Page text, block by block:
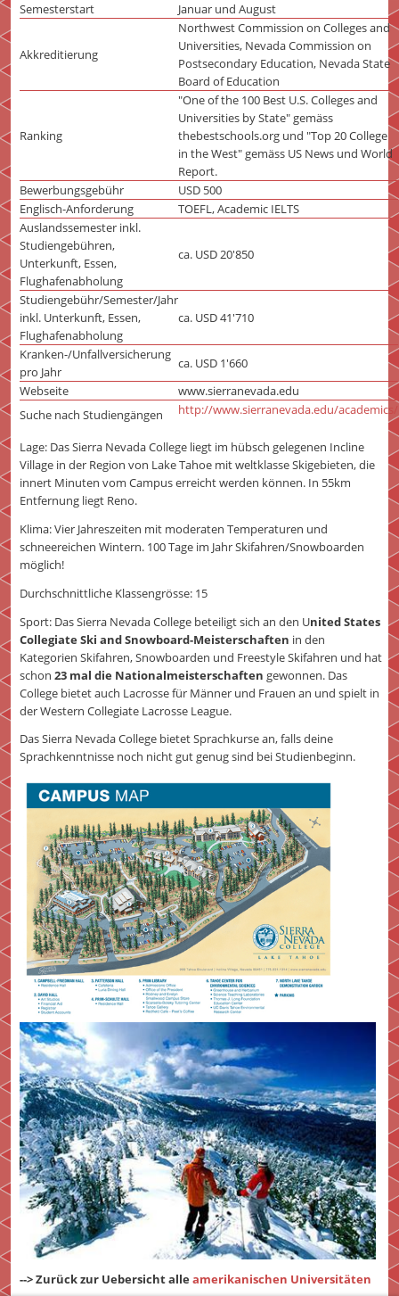
Semesterstart
Januar und August
Akkreditierung
Northwest Commission on Colleges and
Universities, Nevada Commission on
Postsecondary Education, Nevada State
Board of Education
Ranking
"One of the 100 Best U.S. Colleges and
Universities by State" gemäss
thebestschools.org und "Top 20 College
in the West" gemäss US News und World
Report.
Bewerbungsgebühr
USD 500
Englisch-Anforderung
TOEFL, Academic IELTS
Auslandssemester inkl.
Studiengebühren,
Unterkunft, Essen,
Flughafenabholung
ca. USD 20'850
Studiengebühr/Semester/Jahr
inkl. Unterkunft, Essen,
Flughafenabholung
ca. USD 41'710
Kranken-/Unfallversicherung
pro Jahr
ca. USD 1'660
Webseite
www.sierranevada.edu
Suche nach Studiengängen
http://www.sierranevada.edu/academics/
Lage: Das Sierra Nevada College liegt im hübsch gelegenen Incline
Village in der Region von Lake Tahoe mit weltklasse Skigebieten, die
innert Minuten vom Campus erreicht werden können. In 55km
Entfernung liegt Reno.
Klima: Vier Jahreszeiten mit moderaten Temperaturen und
schneereichen Wintern. 100 Tage im Jahr Skifahren/Snowboarden
möglich!
Durchschnittliche Klassengrösse: 15
Sport: Das Sierra Nevada College beteiligt sich an den United States
Collegiate Ski and Snowboard-Meisterschaften in den
Kategorien Skifahren, Snowboarden und Freestyle Skifahren und hat
schon 23 mal die Nationalmeisterschaften gewonnen. Das
College bietet auch Lacrosse für Männer und Frauen an und spielt in
der Western Collegiate Lacrosse League.
Das Sierra Nevada College bietet Sprachkurse an, falls deine
Sprachkenntnisse noch nicht gut genug sind bei Studienbeginn.
--> Zurück zur Uebersicht alle amerikanischen Universitäten